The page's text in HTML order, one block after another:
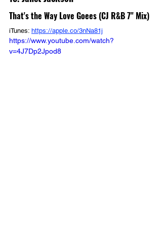
That's the Way Love Goees (CJ R&B 7" Mix)
iTunes: https://apple.co/3nNa81j
https://www.youtube.com/watch?
v=4J7Dp2Jpod8